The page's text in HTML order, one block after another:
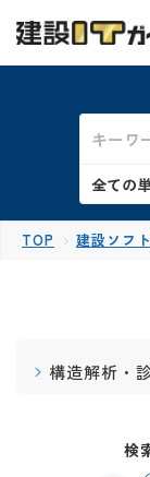
TOP 建設ソフ
構造解析・
検